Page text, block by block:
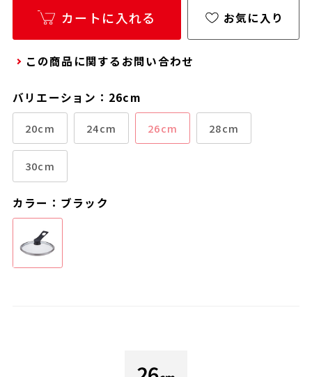
通常商品用ギフト用品
店舗紹介ページ
カートに入れる お気に入り
この商品に関するお問い合わせ
バリエーション：26cm
20cm 24cm 26cm 28cm
30cm
カラー：ブラック